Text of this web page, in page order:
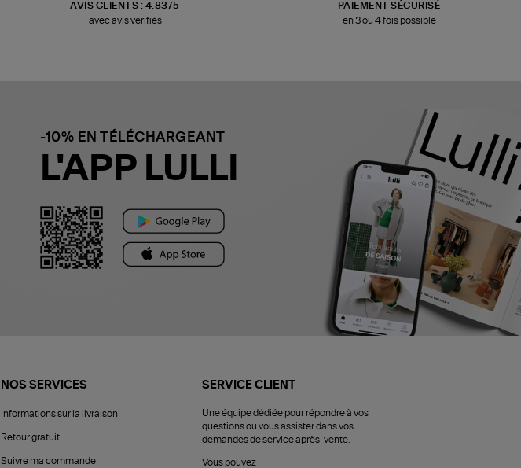
AVIS CLIENTS : 4.83/5
avec avis vérifiés
PAIEMENT SÉCURISÉ
en 3 ou 4 fois possible
-10% EN TÉLÉCHARGEANT
L'APP LULLI
NOS SERVICES
Informations sur la livraison
Retour gratuit
Suivre ma commande
SERVICE CLIENT
Une équipe dédiée pour répondre à vos
questions ou vous assister dans vos
demandes de service après-vente.
Vous pouvez